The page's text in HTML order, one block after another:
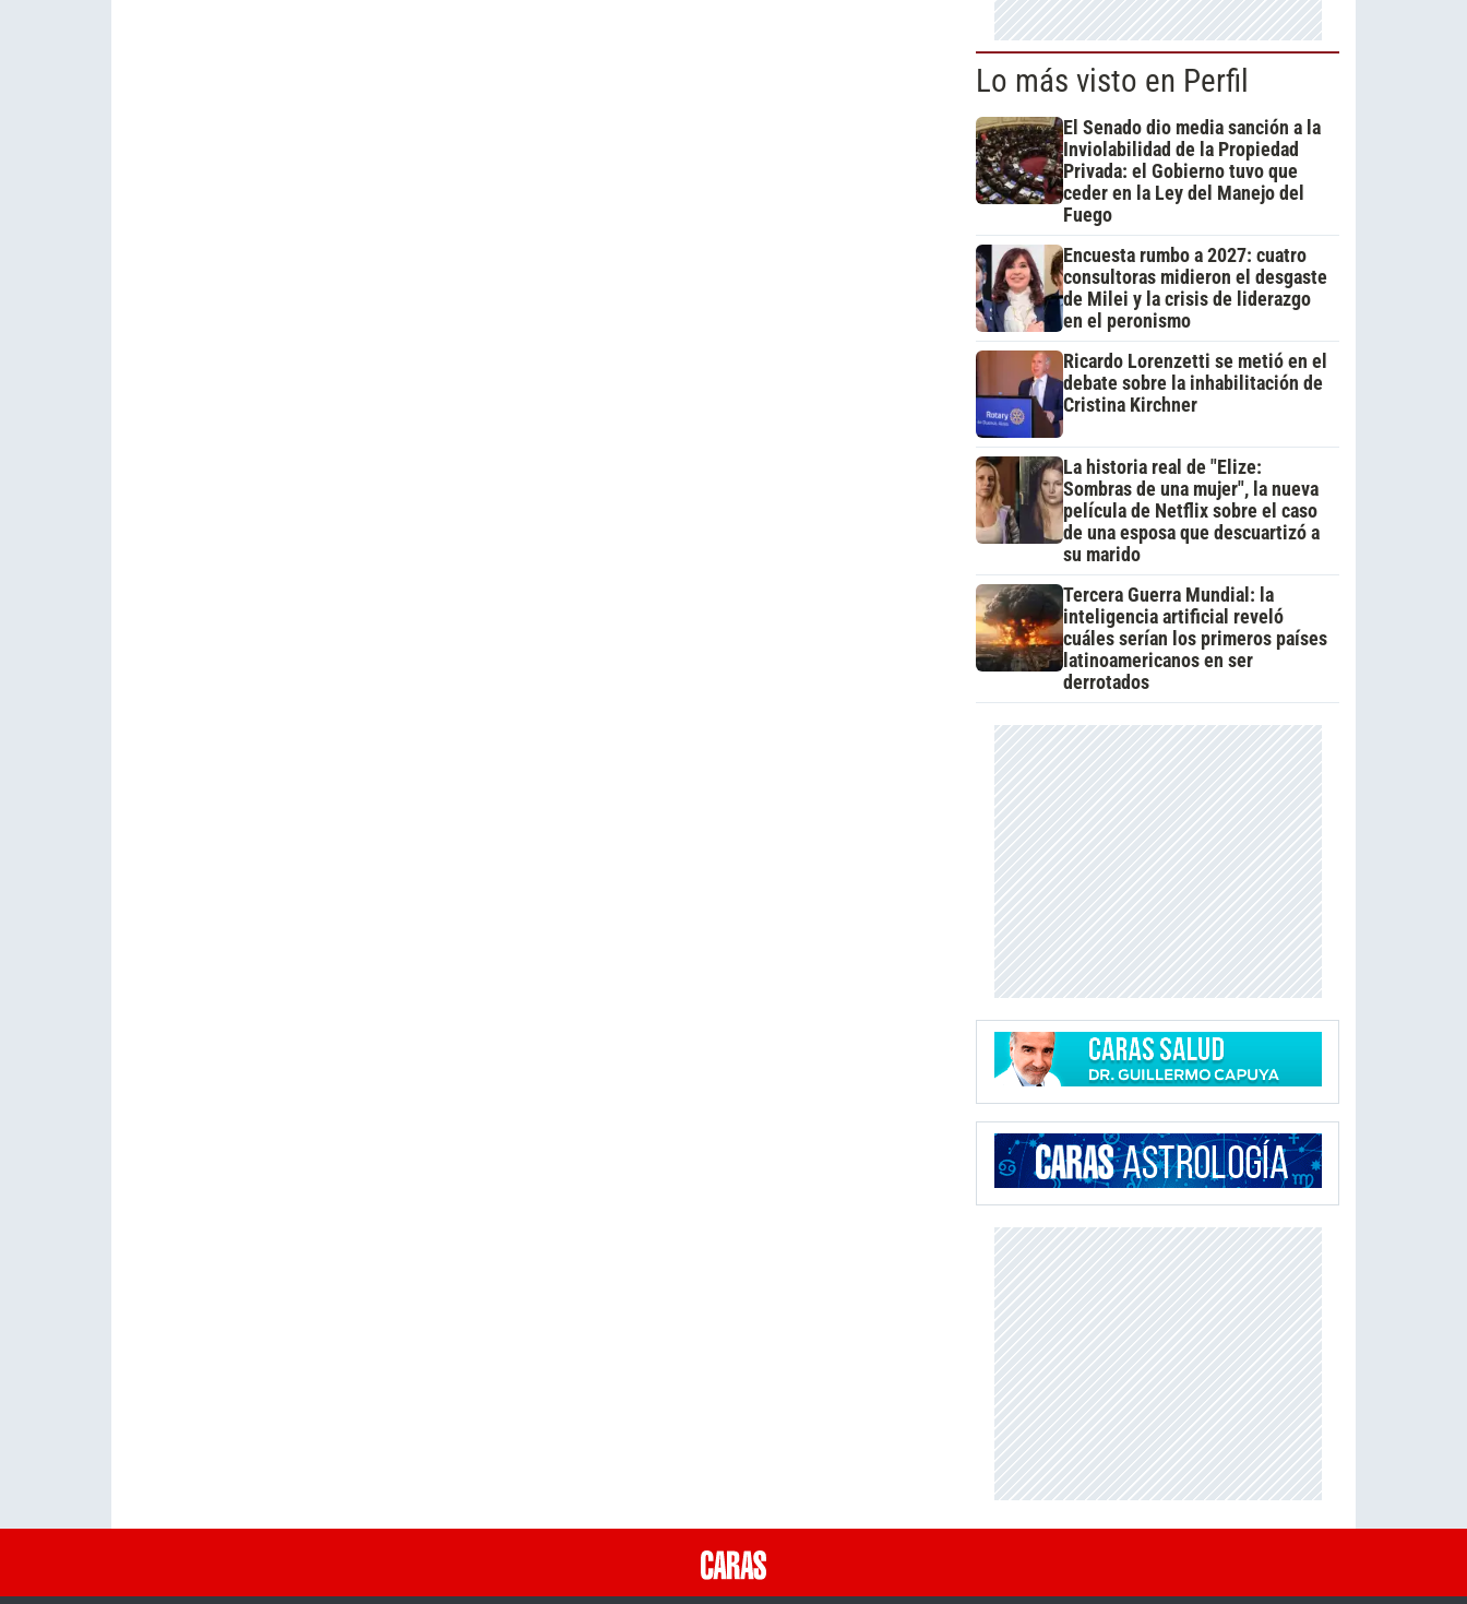
Lo más visto en Perfil
El Senado dio media sanción a la
Inviolabilidad de la Propiedad
Privada: el Gobierno tuvo que
ceder en la Ley del Manejo del
Fuego
Encuesta rumbo a 2027: cuatro
consultoras midieron el desgaste
de Milei y la crisis de liderazgo
en el peronismo
Ricardo Lorenzetti se metió en el
debate sobre la inhabilitación de
Cristina Kirchner
La historia real de "Elize:
Sombras de una mujer", la nueva
película de Netflix sobre el caso
de una esposa que descuartizó a
su marido
Tercera Guerra Mundial: la
inteligencia artificial reveló
cuáles serían los primeros países
latinoamericanos en ser
derrotados